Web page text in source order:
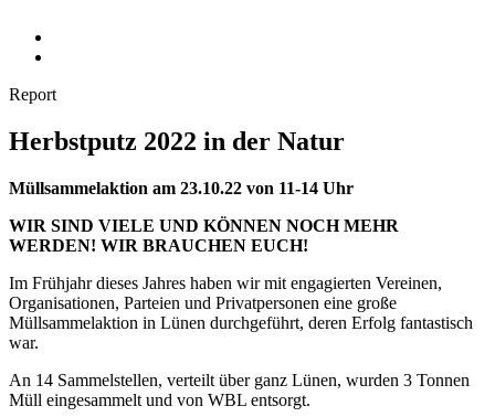
Report
Herbstputz 2022 in der Natur
Müllsammelaktion am 23.10.22 von 11-14 Uhr
WIR SIND VIELE UND KÖNNEN NOCH MEHR
WERDEN! WIR BRAUCHEN EUCH!
Im Frühjahr dieses Jahres haben wir mit engagierten Vereinen,
Organisationen, Parteien und Privatpersonen eine große
Müllsammelaktion in Lünen durchgeführt, deren Erfolg fantastisch
war.
An 14 Sammelstellen, verteilt über ganz Lünen, wurden 3 Tonnen
Müll eingesammelt und von WBL entsorgt.